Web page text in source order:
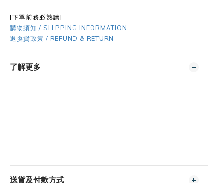
-
[下單前務必熟讀]
購物須知 / SHIPPING INFORMATION
退換貨政策 / REFUND & RETURN
了解更多
送貨及付款方式